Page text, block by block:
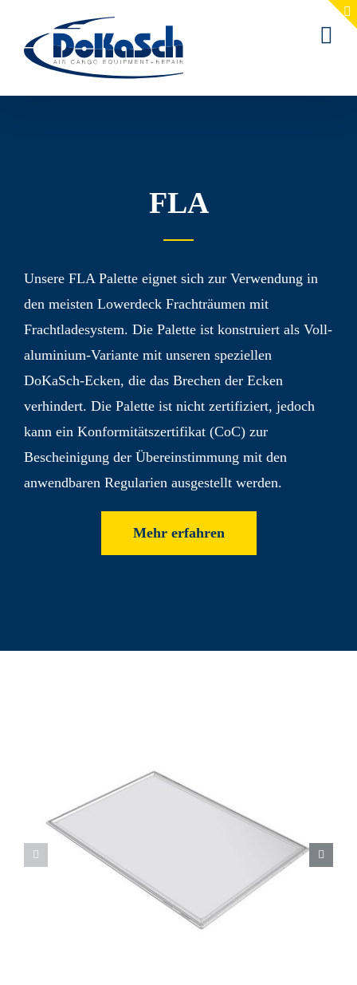
Inhalt
springen
FLA
Unsere FLA Palette eignet sich zur Verwendung in
den meisten Lowerdeck Fracht­räumen mit
Frachtlade­system. Die Palette ist konstruiert als Voll­
aluminium-Variante mit unseren speziellen
DoKaSch-Ecken, die das Brechen der Ecken
verhindert. Die Palette ist nicht zertifiziert, jedoch
kann ein Konformitäts­zertifikat (CoC) zur
Bescheinigung der Über­einstimmung mit den
anwend­baren Regularien ausgestellt werden.
Mehr erfahren